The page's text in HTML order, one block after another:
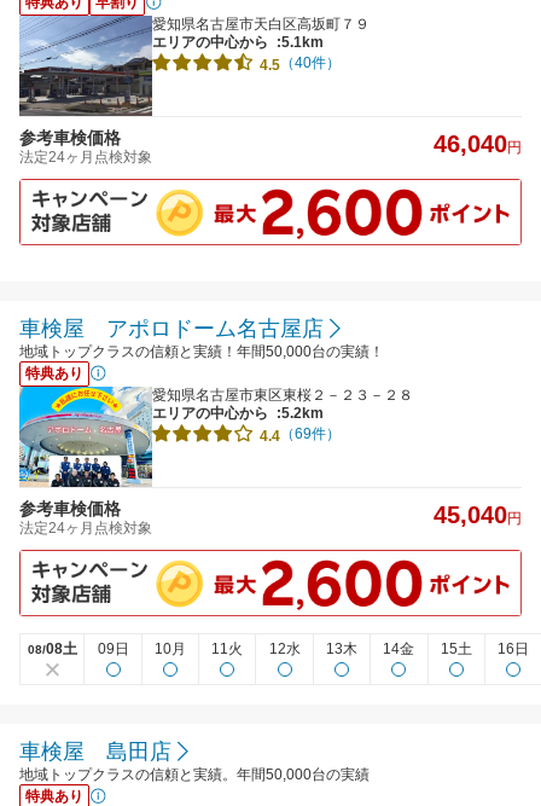
愛知県名古屋市天白区高坂町７９
エリアの中心から
:5.1km
4.5 （40件）
参考車検価格
法定24ヶ月点検対象 46,040円
車検屋 アポロドーム名古屋店
地域トップクラスの信頼と実績！年間50,000台の実績！
特典あり
愛知県名古屋市東区東桜２－２３－２８
エリアの中心から
:5.2km
4.4 （69件）
参考車検価格
法定24ヶ月点検対象 45,040円
08/08土 09日 10月 11火 12水 13木 14金 15土 16日
車検屋 島田店
地域トップクラスの信頼と実績。年間50,000台の実績
特典あり